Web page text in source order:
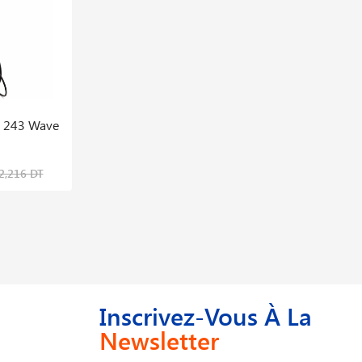
243 Wave
DT
Inscrivez-Vous À La
Newsletter